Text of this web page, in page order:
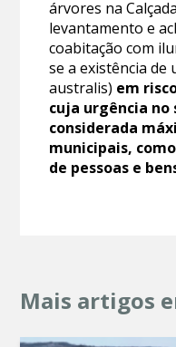
árvores na
levantamento e
coabitação com
se a existência de
australis) em
cuja urgência
considerada
municipais,
de pessoas e
Mais artigos